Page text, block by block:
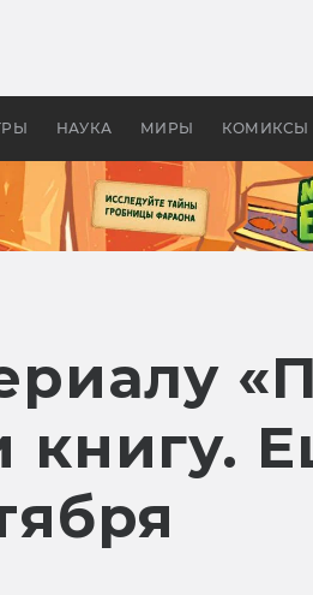
НАУКА МИРЫ КОМИКСЫ
бы «Властелина колец»
книгу.